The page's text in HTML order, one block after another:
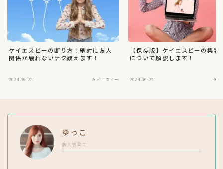
ケイエスビーの断り方！絶対に友人
関係が壊れないテク教えます！
2024.06.25 ケイエスビー
【保存版】ケイエスビーの集客
について解説します！
2024.06.25 ケイ
ゆっこ
個人事業主